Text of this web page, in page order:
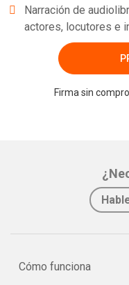
Narración de
actores, locutores e
Firma sin
Cómo funciona